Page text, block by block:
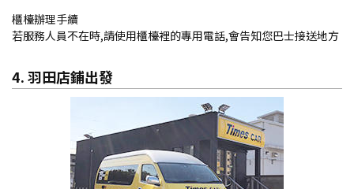
櫃檯辦理手續
若服務人員不在時,請使用櫃檯裡的專用電話,會告知您巴士接送地方
4. 羽田店鋪出發